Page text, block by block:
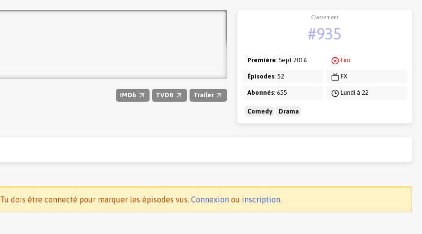
IMDb TVDB Trailer
Classement
#935
Première: Sept 2016
Épisodes: 52
Abonnés: 655
Fini
FX
Lundi à 22
Comedy Drama
Tu dois être connecté pour marquer les épisodes vus. Connexion ou inscription.